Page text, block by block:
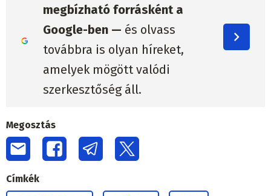
megbízható forrásként a
Google-ben — és olvass
továbbra is olyan híreket,
amelyek mögött valódi
szerkesztőség áll.
Megosztás
Címkék